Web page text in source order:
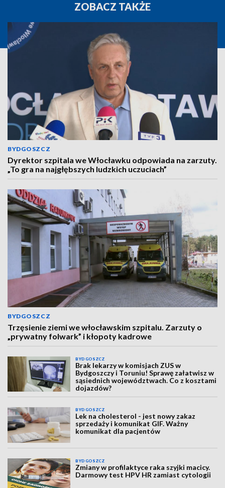
ZOBACZ TAKŻE
BYDGOSZCZ
Dyrektor szpitala we Włocławku odpowiada na zarzuty.
„To gra na najgłębszych ludzkich uczuciach”
BYDGOSZCZ
Trzęsienie ziemi we włocławskim szpitalu. Zarzuty o
„prywatny folwark” i kłopoty kadrowe
BYDGOSZCZ
Brak lekarzy w komisjach ZUS w
Bydgoszczy i Toruniu! Sprawę załatwisz w
sąsiednich województwach. Co z kosztami
dojazdów?
BYDGOSZCZ
Lek na cholesterol - jest nowy zakaz
sprzedaży i komunikat GIF. Ważny
komunikat dla pacjentów
BYDGOSZCZ
Zmiany w profilaktyce raka szyjki macicy.
Darmowy test HPV HR zamiast cytologii